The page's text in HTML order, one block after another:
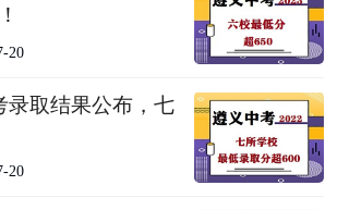
20
录取结果公布，七
20